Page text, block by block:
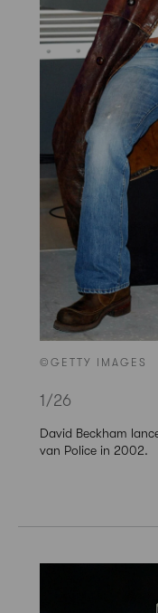
©GETTY IMAGES
1/26
David Beckham
van Police in 2002.